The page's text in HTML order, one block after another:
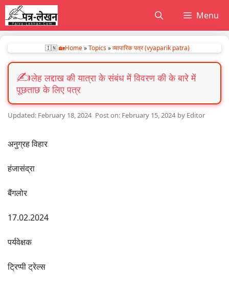
Skip
to
content
Menu
🇮🇳 🏡Home»Topics»व्यापारिक पत्र (vyaparik patra)
लेह लद्दाख की यात्रा के संबंध में विवरण की के बारे में
पूछताछ के लिए पत्र
February 18, 2024 February 15, 2024 by Editor
अनुग्रह विहार
हंजासंद्रा
बैंगलोर
17.02.2024
पर्यवेक्षक
ट्रिप्पी ट्रेल्स